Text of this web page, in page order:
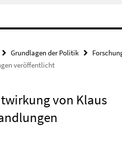
Grundlagen der Politik
veröffentlicht
von Klaus